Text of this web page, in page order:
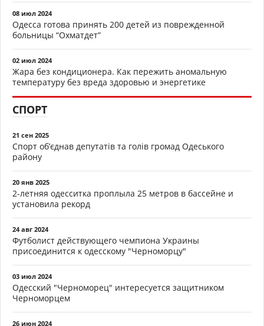
08 июл 2024
Одесса готова принять 200 детей из поврежденной
больницы “Охматдет”
02 июл 2024
Жара без кондиционера. Как пережить аномальную
температуру без вреда здоровью и энергетике
СПОРТ
21 сен 2025
Спорт об’єднав депутатів та голів громад Одеського
району
20 янв 2025
2-летняя одесситка проплыла 25 метров в бассейне и
установила рекорд
24 авг 2024
Футболист действующего чемпиона Украины
присоединится к одесскому "Черноморцу"
03 июл 2024
Одесский "Черноморец" интересуется защитником
Черноморцем
26 июн 2024